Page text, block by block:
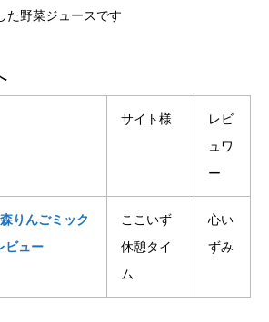
た野菜ジュースです
サイト様
レビ
ュワ
ー
りんごミック
ビュー
ここいず
休憩タイ
ム
心い
ずみ